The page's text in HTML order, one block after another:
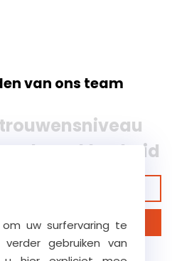
van ons team
betrokkenheid
ons bedrijf
uw surfervaring te
gebruiken van